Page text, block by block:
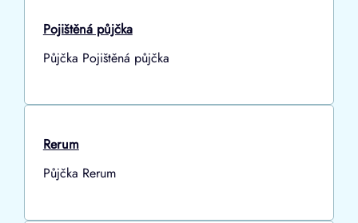
Pojištěná půjčka
Půjčka Pojištěná půjčka
Rerum
Půjčka Rerum